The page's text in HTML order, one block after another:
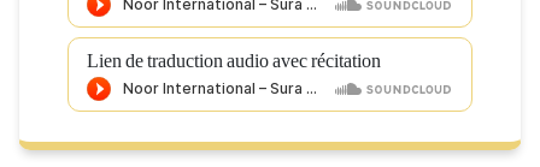
Lien de traduction audio avec récitation